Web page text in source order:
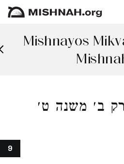
Mishnayos
ב׳ משנה ט׳
9